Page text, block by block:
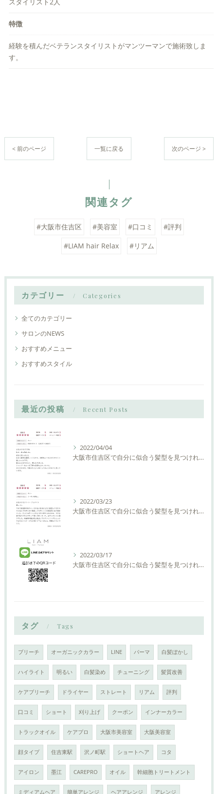
特徴
経験を積んだベテランスタイリストがマンツーマンで施術致しま
す。
< 前のページ 一覧に戻る 次のページ >
関連タグ
#大阪市住吉区 #美容室 #口コミ #評判
#LIAM hair Relax #リアム
カテゴリー Categories
全てのカテゴリー
サロンのNEWS
おすすめメニュー
おすすめスタイル
最近の投稿 Recent Posts
2022/04/04
大阪市住吉区で自分に似合う髪型を見つけれる美容室ーLIAM hair Relaxーリアムヘアーリラックス
2022/03/23
大阪市住吉区で自分に似合う髪型を見つけれる美容室ーLIAM hair Relaxーリアムヘアーリラックス
2022/03/17
大阪市住吉区で自分に似合う髪型を見つけれる美容室ーLIAM hair Relaxーリアムヘアーリラックス
タグ Tags
ブリーチ オーガニックカラー LINE パーマ 白髪ぼかし
ハイライト 明るい 白髪染め チューニング 髪質改善
ケアブリーチ ドライヤー ストレート リアム 評判
口コミ ショート 刈り上げ クーポン インナーカラー
トラックオイル ケアプロ 大阪市美容室 大阪美容室
顔タイプ 住吉東駅 沢ノ町駅 ショートヘア コタ
アイロン 墨江 CAREPRO オイル 幹細胞トリートメント
ミディアムヘア 簡単アレンジ ヘアアレンジ アレンジ